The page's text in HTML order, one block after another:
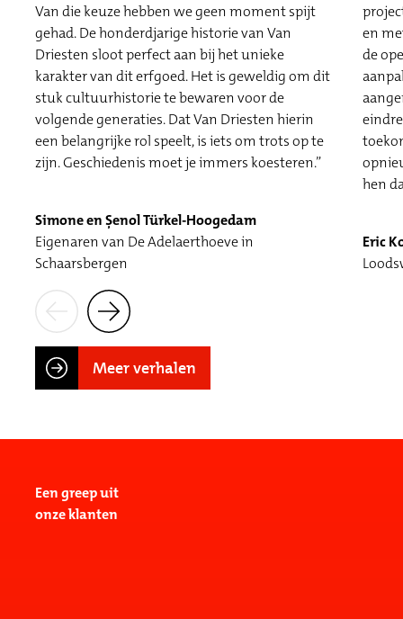
Van die keuze hebben we geen moment spijt
gehad. De honderdjarige historie van Van
Driesten sloot perfect aan bij het unieke
karakter van dit erfgoed. Het is geweldig om dit
stuk cultuurhistorie te bewaren voor de
volgende generaties. Dat Van Driesten hierin
een belangrijke rol speelt, is iets om trots op te
zijn. Geschiedenis moet je immers koesteren.”
Simone en Şenol Türkel-Hoogedam
Eigenaren van De Adelaerthoeve in
Schaarsbergen
en
de
hen
Eric
Meer verhalen
Een greep uit
onze klanten